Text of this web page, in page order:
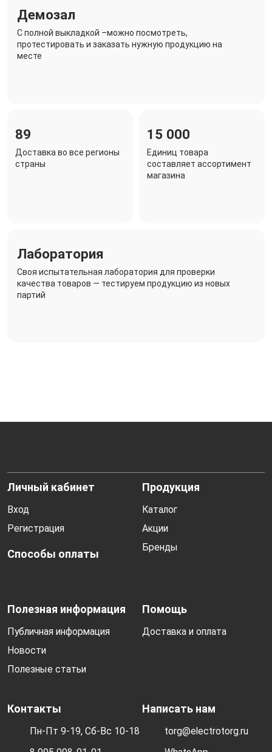
Демозал
C полной выкладкой –можно посмотреть,
протестировать и заказать нужную продукцию на
месте
89
Доставка во все регионы
страны
15 000
Единиц товара
составляет ассортимент
магазина
Лаборатория
Своя испытательная лаборатория для проверки
качества товаров — тестируем продукцию из новых
партий
Личный кабинет
Вход
Регистрация
Способы оплаты
Продукция
Каталог
Акции
Бренды
Полезная информация
Публичная информация
Новости
Полезные статьи
Помощь
Доставка и оплата
Контакты
Пн-Пт 9-19, Сб-Вс 10-18
Написать нам
torg@electrotorg.ru